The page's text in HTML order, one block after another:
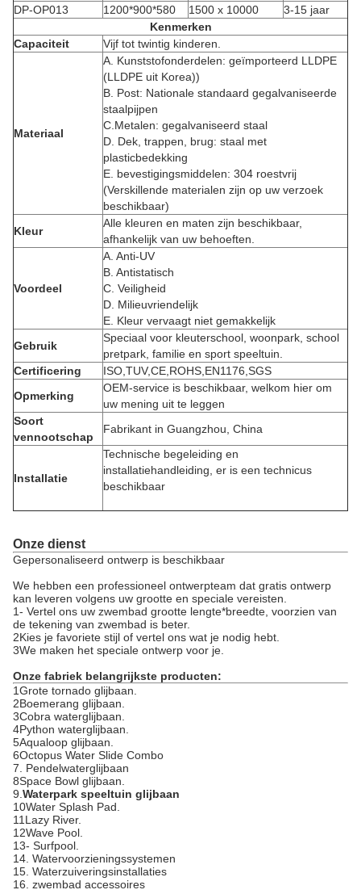
DP-OP013 1200*900*580 1500 x 10000
3-15 jaar
Kenmerken
Capaciteit
Vijf tot twintig kinderen.
Materiaal
A. Kunststofonderdelen: geïmporteerd LLDPE
(LLDPE uit Korea))
B. Post: Nationale standaard gegalvaniseerde
staalpijpen
C.Metalen: gegalvaniseerd staal
D. Dek, trappen, brug: staal met
plasticbedekking
E. bevestigingsmiddelen: 304 roestvrij
(Verskillende materialen zijn op uw verzoek
beschikbaar)
Kleur
Alle kleuren en maten zijn beschikbaar,
afhankelijk van uw behoeften.
Voordeel
A. Anti-UV
B. Antistatisch
C. Veiligheid
D. Milieuvriendelijk
E. Kleur vervaagt niet gemakkelijk
Gebruik
Speciaal voor kleuterschool, woonpark, school
pretpark, familie en sport speeltuin.
Certificering
ISO,TUV,CE,ROHS,EN1176,SGS
Opmerking
OEM-service is beschikbaar, welkom hier om
uw mening uit te leggen
Soort
vennootschap
Fabrikant in Guangzhou, China
Installatie
Technische begeleiding en
installatiehandleiding, er is een technicus
beschikbaar
Onze dienst
Gepersonaliseerd ontwerp is beschikbaar
We hebben een professioneel ontwerpteam dat gratis ontwerp
kan leveren volgens uw grootte en speciale vereisten.
1- Vertel ons uw zwembad grootte lengte*breedte, voorzien van
de tekening van zwembad is beter.
2Kies je favoriete stijl of vertel ons wat je nodig hebt.
3We maken het speciale ontwerp voor je.
Onze fabriek belangrijkste producten:
1Grote tornado glijbaan.
2Boemerang glijbaan.
3Cobra waterglijbaan.
4Python waterglijbaan.
5Aqualoop glijbaan.
6Octopus Water Slide Combo
7. Pendelwaterglijbaan
8Space Bowl glijbaan.
9. Waterpark speeltuin glijbaan
10Water Splash Pad.
11Lazy River.
12Wave Pool.
13- Surfpool.
14. Watervoorzieningssystemen
15. Waterzuiveringsinstallaties
16. zwembad accessoires